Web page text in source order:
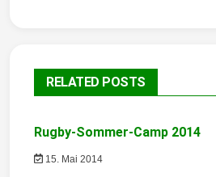
r
a
g
s
RELATED POSTS
Rugby-Sommer-Camp 2014
15. Mai 2014